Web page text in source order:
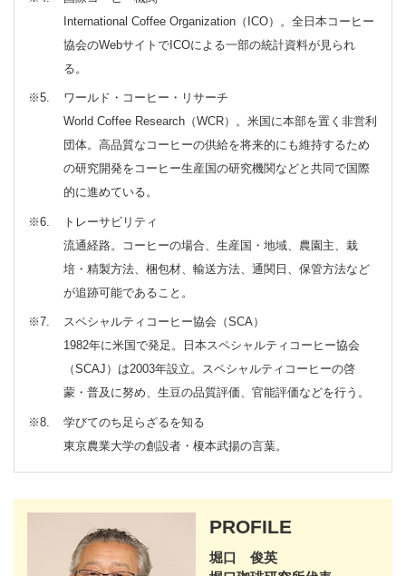
International Coffee Organization（ICO）。全日本コーヒー
協会のWebサイトでICOによる一部の統計資料が見られ
る。
※5
ワールド・コーヒー・リサーチ
World Coffee Research（WCR）。米国に本部を置く非営利
団体。高品質なコーヒーの供給を将来的にも維持するため
の研究開発をコーヒー生産国の研究機関などと共同で国際
的に進めている。
※6
トレーサビリティ
流通経路。コーヒーの場合、生産国・地域、農園主、栽
培・精製方法、梱包材、輸送方法、通関日、保管方法など
が追跡可能であること。
※7
スペシャルティコーヒー協会（SCA）
1982年に米国で発足。日本スペシャルティコーヒー協会
（SCAJ）は2003年設立。スペシャルティコーヒーの啓
蒙・普及に努め、生豆の品質評価、官能評価などを行う。
※8
学びてのち足らざるを知る
東京農業大学の創設者・榎本武揚の言葉。
PROFILE
堀口 俊英